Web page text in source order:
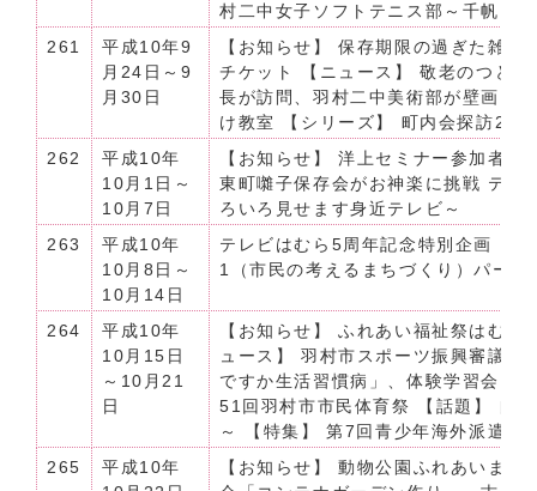
村二中女子ソフトテニス部～千帆・
261
平成10年9
月24日～9
月30日
【お知らせ】 保存期限の過ぎた雑
チケット 【ニュース】 敬老のつど
長が訪問、羽村二中美術部が壁画に
け教室 【シリーズ】 町内会探訪20
262
平成10年
10月1日～
10月7日
【お知らせ】 洋上セミナー参加者
東町囃子保存会がお神楽に挑戦 テレ
ろいろ見せます身近テレビ～
263
平成10年
10月8日～
10月14日
テレビはむら5周年記念特別企画「
1（市民の考えるまちづくり）パー
264
平成10年
10月15日
～10月21
日
【お知らせ】 ふれあい福祉祭はむ
ュース】 羽村市スポーツ振興審議会
ですか生活習慣病」、体験学習会「
51回羽村市市民体育祭 【話題】 自
～ 【特集】 第7回青少年海外派遣
265
平成10年
【お知らせ】 動物公園ふれあいま